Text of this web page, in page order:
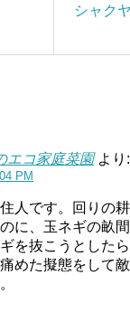
シャク
エコ家庭菜園 より:
PM
人です。回りの
に、玉ネギの畝
を抜こうとした
めた擬態をして